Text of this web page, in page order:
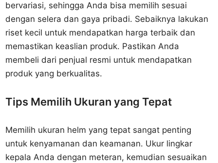
bervariasi, sehingga Anda bisa memilih sesuai
dengan selera dan gaya pribadi. Sebaiknya lakukan
riset kecil untuk mendapatkan harga terbaik dan
memastikan keaslian produk. Pastikan Anda
membeli dari penjual resmi untuk mendapatkan
produk yang berkualitas.
Tips Memilih Ukuran yang Tepat
Memilih ukuran helm yang tepat sangat penting
untuk kenyamanan dan keamanan. Ukur lingkar
kepala Anda dengan meteran, kemudian sesuaikan